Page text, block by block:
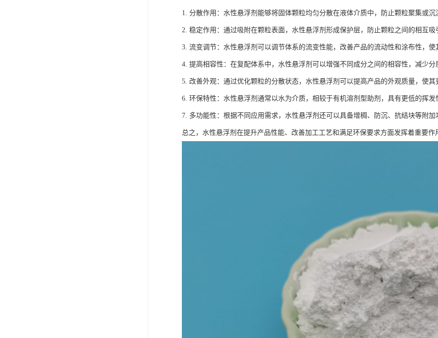
1. 分散作用：水性悬浮剂能够将固体颗粒均匀分散在液体介质中，防止颗粒聚集或
2. 稳定作用：通过吸附在颗粒表面，水性悬浮剂形成保护层，防止颗粒之间的相互
3. 流变调节：水性悬浮剂可以调节体系的流变性能，改善产品的流动性和涂布性，
4. 提高相容性：在复配体系中，水性悬浮剂可以增强不同成分之间的相容性，减少分
5. 改善外观：通过优化颗粒的分散状态，水性悬浮剂可以提高产品的外观质量，使其
6. 环保特性：水性悬浮剂通常以水为介质，相较于有机溶剂型助剂，具有更低的挥发
7. 多功能性：根据不同应用需求，水性悬浮剂还可以具备增稠、防沉、抗结块等附加
总之，水性悬浮剂在提升产品性能、改善加工工艺和满足环保要求方面发挥着重要作